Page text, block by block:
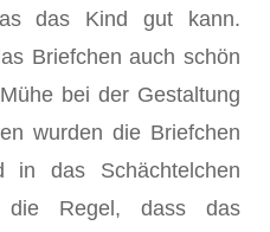
das Kind gut kann.
Briefchen auch schön
bei der Gestaltung
wurden die Briefchen
in das Schächtelchen
die Regel, dass das